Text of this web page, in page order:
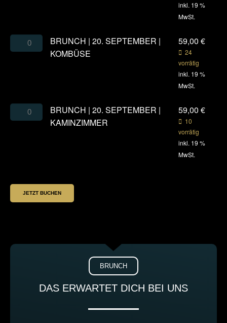
inkl. 19 %
MwSt.
BRUNCH | 20. SEPTEMBER |
KOMBÜSE
59,00 €
24
vorrätig
inkl. 19 %
MwSt.
BRUNCH | 20. SEPTEMBER |
KAMINZIMMER
59,00 €
10
vorrätig
inkl. 19 %
MwSt.
JETZT BUCHEN
BRUNCH
DAS ERWARTET DICH BEI UNS